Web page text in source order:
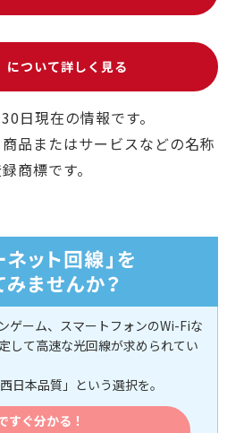
について詳しく見る
日現在の情報です。
品またはサービスなどの名称
商標です。
ゲーム、スマートフォンのWi-Fiな
して高速な光回線が求められてい
日本品質」という選択を。
すぐ分かる！